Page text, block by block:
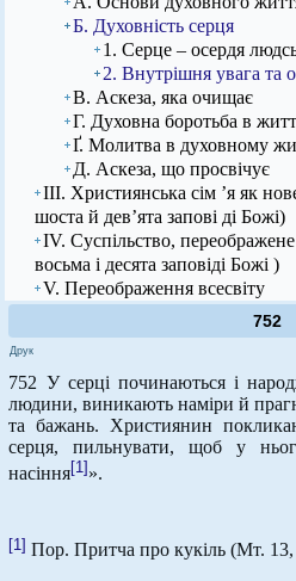
Б. Духовність серця
1. Серце – осердя
2. Внутрішня увага та
В. Аскеза, яка очищає
Г. Духовна боротьба в
Ґ. Молитва в духовному
Д. Аскеза, що просвічує
ІІІ. Християнська сім ’я як
шоста й дев’ята запові ді Божі)
IV. Суспільство,
восьма і десята заповіді Божі )
V. Переображення всесвіту
752
Друк
752 У серці починаються і
людини, виникають наміри й
та бажань. Християнин
серця, пильнувати, щоб у
насіння[1] ».
[1] Пор. Притча про кукіль (Мт. 13,